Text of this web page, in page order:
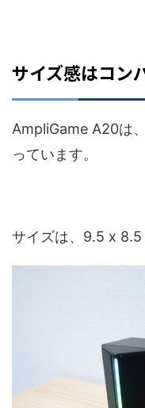
サイズ感はコン
AmpliGame A20は
っています。
サイズは、9.5 x 8.5